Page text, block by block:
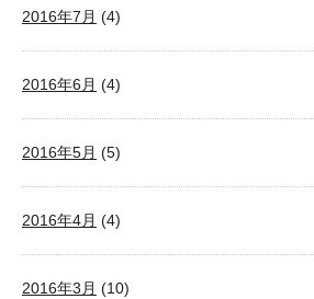
2016年7月 (4)
2016年6月 (4)
2016年5月 (5)
2016年4月 (4)
2016年3月 (10)